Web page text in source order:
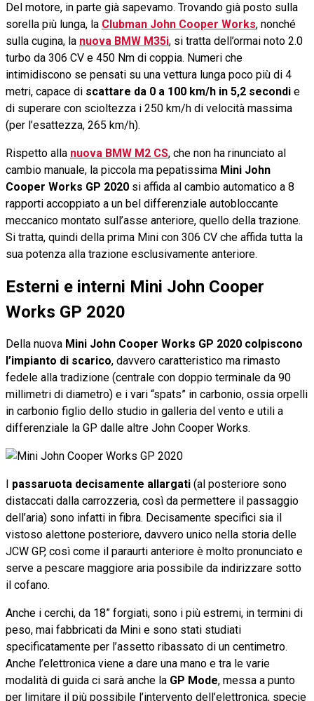
Del motore, in parte già sapevamo. Trovando già posto sulla
sorella più lunga, la Clubman John Cooper Works, nonché
sulla cugina, la nuova BMW M35i, si tratta dell’ormai noto 2.0
turbo da 306 CV e 450 Nm di coppia. Numeri che
intimidiscono se pensati su una vettura lunga poco più di 4
metri, capace di scattare da 0 a 100 km/h in 5,2 secondi e
di superare con scioltezza i 250 km/h di velocità massima
(per l’esattezza, 265 km/h).
Rispetto alla nuova BMW M2 CS, che non ha rinunciato al
cambio manuale, la piccola ma pepatissima Mini John
Cooper Works GP 2020 si affida al cambio automatico a 8
rapporti accoppiato a un bel differenziale autobloccante
meccanico montato sull’asse anteriore, quello della trazione.
Si tratta, quindi della prima Mini con 306 CV che affida tutta la
sua potenza alla trazione esclusivamente anteriore.
Esterni e interni Mini John Cooper
Works GP 2020
Della nuova Mini John Cooper Works GP 2020 colpiscono
l’impianto di scarico, davvero caratteristico ma rimasto
fedele alla tradizione (centrale con doppio terminale da 90
millimetri di diametro) e i vari “spats” in carbonio, ossia orpelli
in carbonio figlio dello studio in galleria del vento e utili a
differenziale la GP dalle altre John Cooper Works.
I passaruota decisamente allargati (al posteriore sono
distaccati dalla carrozzeria, così da permettere il passaggio
dell’aria) sono infatti in fibra. Decisamente specifici sia il
vistoso alettone posteriore, davvero unico nella storia delle
JCW GP, così come il paraurti anteriore è molto pronunciato e
serve a pescare maggiore aria possibile da indirizzare sotto
il cofano.
Anche i cerchi, da 18” forgiati, sono i più estremi, in termini di
peso, mai fabbricati da Mini e sono stati studiati
specificatamente per l’assetto ribassato di un centimetro.
Anche l’elettronica viene a dare una mano e tra le varie
modalità di guida ci sarà anche la GP Mode, messa a punto
per limitare il più possibile l’intervento dell’elettronica, specie